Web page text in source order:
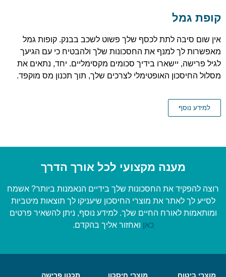
קופת גמל
אין שום סיבה לתת לכסף שלך פשוט לשכב בבנק. קופות גמל
מאפשרות לך למנף את החסכונות שלך ולהבטיח כי עם הגיעך
לגיל פרישה, יישארו בידיך סכומים מקסימליים. יחד, נתאים את
מסלול החיסכון האופטימלי לצרכים שלך, תוך תכנון מס מוקפד.
למידע נוסף
מענה מקצועי לכל אורך הדרך
רוצה להפקיד את החסכונות שלך בידיים הנאמנות ביותר? אשמח
לסייע לך לאתר את מוצרי החיסכון שיעניקו לך תוצאות מיטביות
ומותאמות לאורח החיים שלך. למידע נוסף, ניתן להשאיר פרטים
כאן ואחזור אליך בהקדם.
מוצרי ביטוח מוצרי חיסכון תכנון פרישה